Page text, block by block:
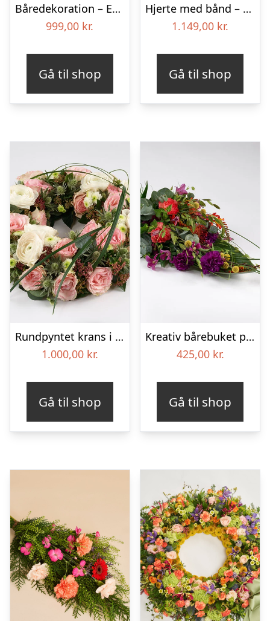
Båredekoration – Et farverigt farvel
999,00 kr.
Gå til shop
Hjerte med bånd – Floristens kreative valg
1.149,00 kr.
Gå til shop
Rundpyntet krans i lyse farver – Blomster til begravelse
1.000,00 kr.
Gå til shop
Kreativ bårebuket på stort blad – Blomster til begravelse
425,00 kr.
Gå til shop